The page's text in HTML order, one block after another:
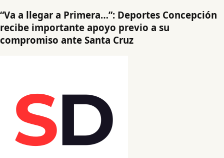
“Va a llegar a Primera…”: Deportes Concepción
recibe importante apoyo previo a su
compromiso ante Santa Cruz